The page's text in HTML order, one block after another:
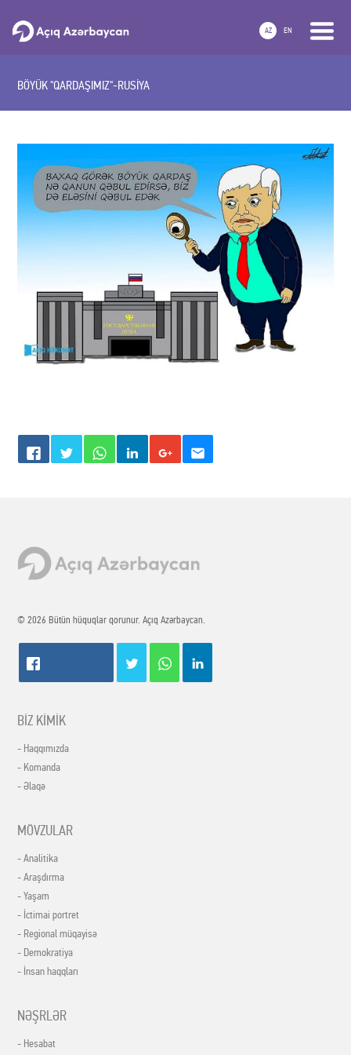
AZ EN
BÖYÜK "QARDAŞIMIZ"-RUSİYA
© 2026 Bütün hüquqlar qorunur. Açıq Azərbaycan.
BİZ KİMİK
- Haqqımızda
- Komanda
- Əlaqə
MÖVZULAR
- Analitika
- Araşdırma
- Yaşam
- İctimai portret
- Regional müqayisə
- Demokratiya
- İnsan haqqları
NƏŞRLƏR
- Hesabat